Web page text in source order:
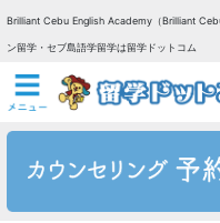
Brilliant Cebu English Academy（Brilliant
ン留学・セブ島語学留学は留学ドットコム